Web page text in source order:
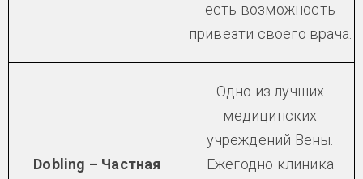
есть возможность
привезти своего врача.
Dobling – Частная
Одно из лучших
медицинских
учреждений Вены.
Ежегодно клиника